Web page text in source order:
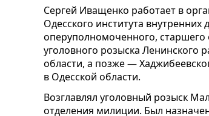
Сергей Иващенко работает в
Одесского института
оперуполномоченного,
уголовного розыска
области, а позже —
в Одесской области.
Возглавлял уголовный розыск
отделения милиции. Был